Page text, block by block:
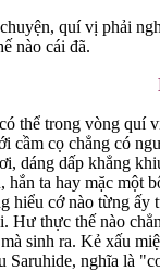
quí vị phải
nào cái đã.
thể trong vòng quí
cầm cọ chẳng có
dáng dấp khẳng
ta hay mặc một
hiểu cớ nào từng
Hư thực thế nào
sinh ra. Kẻ xấu
Saruhide, nghĩa là